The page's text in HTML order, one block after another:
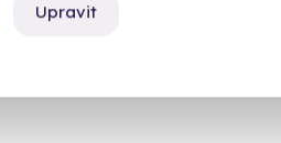
Upravit